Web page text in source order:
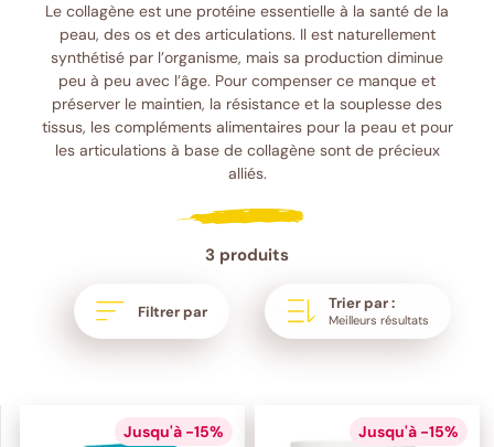
Le collagène est une protéine essentielle à la santé de la
peau, des os et des articulations. Il est naturellement
synthétisé par l’organisme, mais sa production diminue
peu à peu avec l’âge. Pour compenser ce manque et
préserver le maintien, la résistance et la souplesse des
tissus, les compléments alimentaires pour la peau et pour
les articulations à base de collagène sont de précieux
alliés.
3 produits
Filtrer par Trier par :
Meilleurs résultats
Jusqu'à -15% Jusqu'à -15%